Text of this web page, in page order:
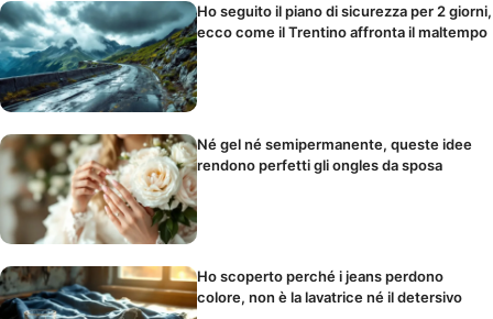
Ho seguito il piano di sicurezza per 2 giorni,
ecco come il Trentino affronta il maltempo
Né gel né semipermanente, queste idee
rendono perfetti gli ongles da sposa
Ho scoperto perché i jeans perdono
colore, non è la lavatrice né il detersivo